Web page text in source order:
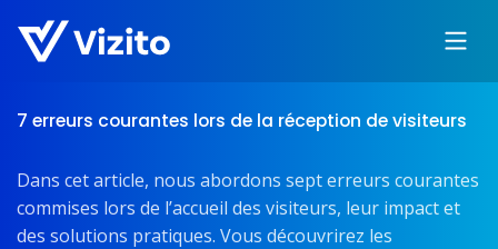
7 erreurs courantes lors de la réception de visiteurs
Dans cet article, nous abordons sept erreurs courantes
commises lors de l’accueil des visiteurs, leur impact et
des solutions pratiques. Vous découvrirez les